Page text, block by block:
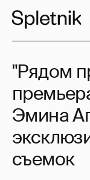
"Рядом
Эмина
съемок